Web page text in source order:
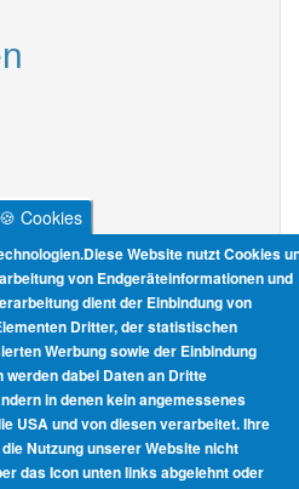
🍪 Cookies
Website nutzt Cookies
von Endgeräteinformationen und
dient der Einbindung von
Dritter, der statistischen
Werbung sowie der Einbindung
dabei Daten an Dritte
in denen kein angemessenes
USA und von diesen verarbeitet. Ihre
Nutzung unserer Website nicht
das Icon unten links abgelehnt oder